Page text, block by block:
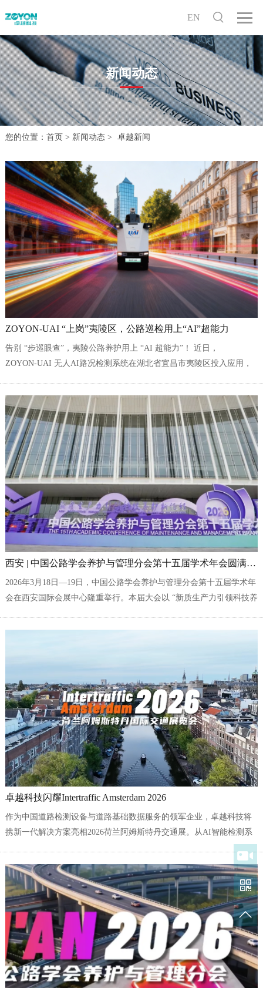
EN
新闻动态
您的位置： 首页> 新闻动态> 卓越新闻
ZOYON-UAI “上岗”夷陵区，公路巡检用上“AI”超能力
告别 “步巡眼查”，夷陵公路养护用上 “AI 超能力”！ 近日，
ZOYON‑UAI 无人AI路况检测系统在湖北省宜昌市夷陵区投入应用，
系统搭载高精度传感器与AI识别算法，将AI智能检测技术的精准...
西安 | 中国公路学会养护与管理分会第十五届学术年会圆满落幕
2026年3月18日—19日，中国公路学会养护与管理分会第十五届学术年
会在西安国际会展中心隆重举行。本届大会以 “新质生产力引领科技养
趋势。
卓越科技闪耀Intertraffic Amsterdam 2026
作为中国道路检测设备与道路基础数据服务的领军企业，卓越科技将
携新一代解决方案亮相2026荷兰阿姆斯特丹交通展。从AI智能检测系
统到实时道路状况分析，我们为基础设施管理者提供可落地的洞察，
助力全球道路更安全、更智慧、更可持续。